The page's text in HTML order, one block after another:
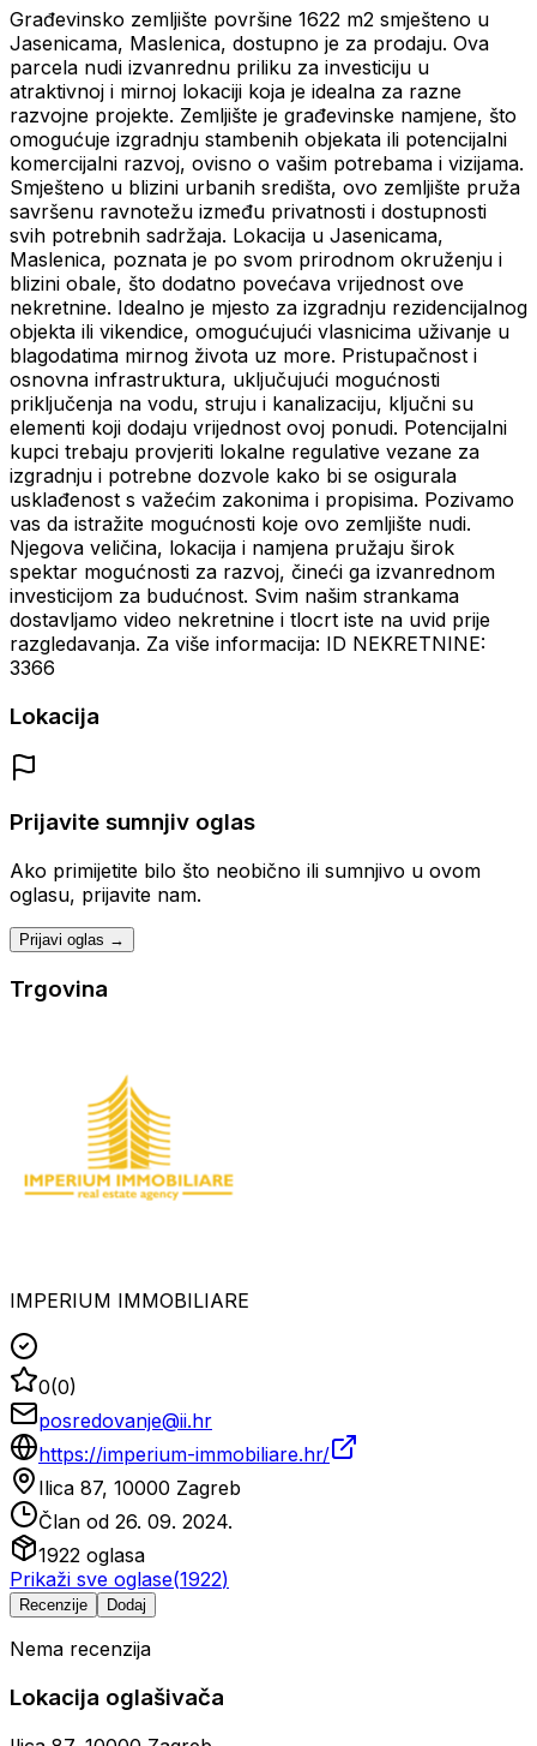
Građevinsko zemljište površine 1622 m2 smješteno u
Jasenicama, Maslenica, dostupno je za prodaju. Ova
parcela nudi izvanrednu priliku za investiciju u
atraktivnoj i mirnoj lokaciji koja je idealna za razne
razvojne projekte. Zemljište je građevinske namjene, što
omogućuje izgradnju stambenih objekata ili potencijalni
komercijalni razvoj, ovisno o vašim potrebama i vizijama.
Smješteno u blizini urbanih središta, ovo zemljište pruža
savršenu ravnotežu između privatnosti i dostupnosti
svih potrebnih sadržaja. Lokacija u Jasenicama,
Maslenica, poznata je po svom prirodnom okruženju i
blizini obale, što dodatno povećava vrijednost ove
nekretnine. Idealno je mjesto za izgradnju rezidencijalnog
objekta ili vikendice, omogućujući vlasnicima uživanje u
blagodatima mirnog života uz more. Pristupačnost i
osnovna infrastruktura, uključujući mogućnosti
priključenja na vodu, struju i kanalizaciju, ključni su
elementi koji dodaju vrijednost ovoj ponudi. Potencijalni
kupci trebaju provjeriti lokalne regulative vezane za
izgradnju i potrebne dozvole kako bi se osigurala
usklađenost s važećim zakonima i propisima. Pozivamo
vas da istražite mogućnosti koje ovo zemljište nudi.
Njegova veličina, lokacija i namjena pružaju širok
spektar mogućnosti za razvoj, čineći ga izvanrednom
investicijom za budućnost. Svim našim strankama
dostavljamo video nekretnine i tlocrt iste na uvid prije
razgledavanja. Za više informacija: ID NEKRETNINE:
3366
Lokacija
Prijavite sumnjiv oglas
Ako primijetite bilo što neobično ili sumnjivo u ovom
oglasu, prijavite nam.
Prijavi oglas →
Trgovina
IMPERIUM IMMOBILIARE
0(0)
posredovanje@ii.hr
https://imperium-immobiliare.hr/
Ilica 87, 10000 Zagreb
Član od 26. 09. 2024.
1922 oglasa
Prikaži sve oglase(1922)
Recenzije Dodaj
Nema recenzija
Lokacija oglašivača